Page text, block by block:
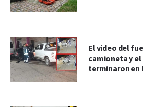
El video del
camioneta y
terminaron en